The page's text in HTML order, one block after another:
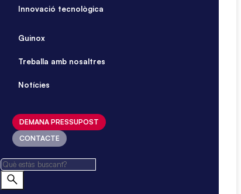
Innovació tecnològica
Guinox
Treballa amb nosaltres
Notícies
DEMANA PRESSUPOST
CONTACTE